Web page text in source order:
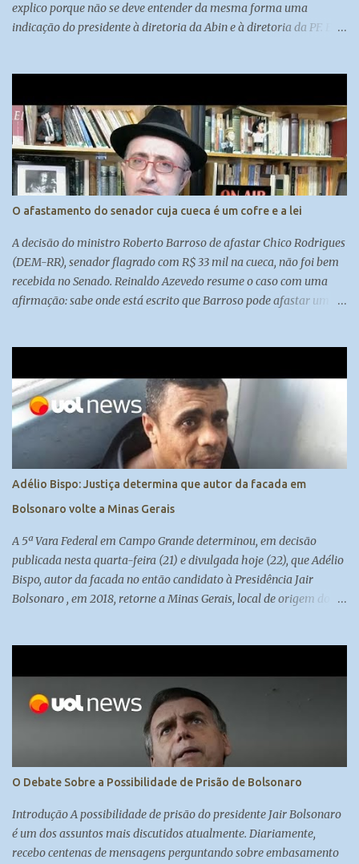
explico porque não se deve entender da mesma forma uma
indicação do presidente à diretoria da Abin e à diretoria da PF. E
O afastamento do senador cuja cueca é um cofre e a lei
A decisão do ministro Roberto Barroso de afastar Chico Rodrigues
(DEM-RR), senador flagrado com R$ 33 mil na cueca, não foi bem
recebida no Senado. Reinaldo Azevedo resume o caso com uma
afirmação: sabe onde está escrito que Barroso pode afastar um
Adélio Bispo: Justiça determina que autor da facada em
Bolsonaro volte a Minas Gerais
A 5ª Vara Federal em Campo Grande determinou, em decisão
publicada nesta quarta-feira (21) e divulgada hoje (22), que Adélio
Bispo, autor da facada no então candidato à Presidência Jair
Bolsonaro , em 2018, retorne a Minas Gerais, local de origem do
O Debate Sobre a Possibilidade de Prisão de Bolsonaro
Introdução A possibilidade de prisão do presidente Jair Bolsonaro
é um dos assuntos mais discutidos atualmente. Diariamente,
recebo centenas de mensagens perguntando sobre embasamento